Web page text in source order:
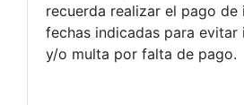
recuerda realizar el pago de
fechas indicadas para evitar
y/o multa por falta de pago.